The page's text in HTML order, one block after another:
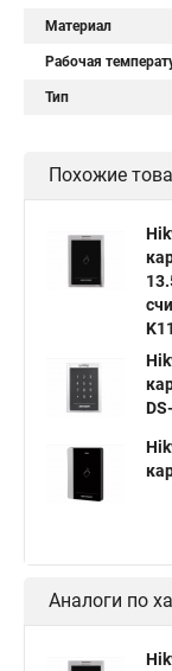
Материал
Рабочая
Тип
Похожие
Аналоги по